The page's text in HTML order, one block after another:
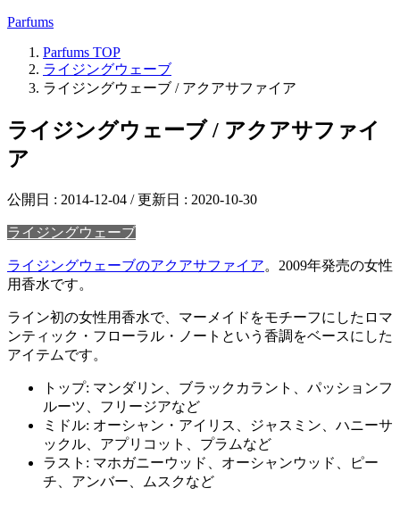
Parfums
Parfums TOP
ライジングウェーブ
ライジングウェーブ / アクアサファイア
ライジングウェーブ / アクアサファイ
ア
公開日 : 2014-12-04 / 更新日 : 2020-10-30
ライジングウェーブ
ライジングウェーブのアクアサファイア。2009年発売の女性
用香水です。
ライン初の女性用香水で、マーメイドをモチーフにしたロマ
ンティック・フローラル・ノートという香調をベースにした
アイテムです。
トップ: マンダリン、ブラックカラント、パッションフ
ルーツ、フリージアなど
ミドル: オーシャン・アイリス、ジャスミン、ハニーサ
ックル、アプリコット、プラムなど
ラスト: マホガニーウッド、オーシャンウッド、ピー
チ、アンバー、ムスクなど